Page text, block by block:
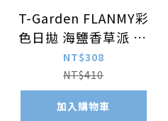
T-Garden FLANMY彩
色日拋 海鹽香草派 10
片裝/盒
NT$308
NT$410
加入購物車